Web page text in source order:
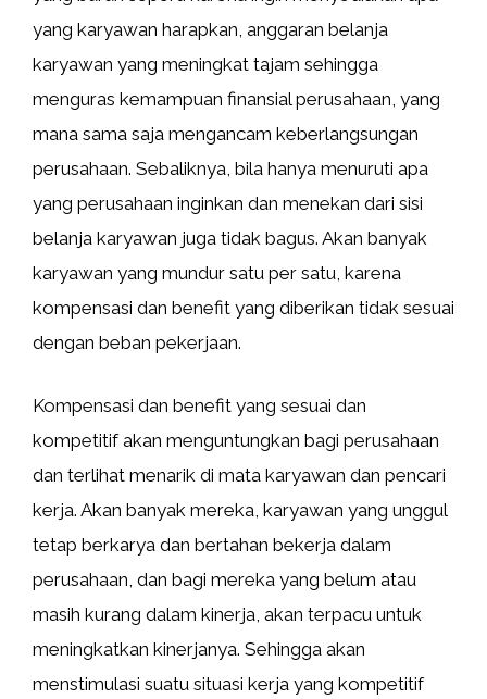
yang karyawan harapkan, anggaran belanja
karyawan yang meningkat tajam sehingga
menguras kemampuan finansial perusahaan, yang
mana sama saja mengancam keberlangsungan
perusahaan. Sebaliknya, bila hanya menuruti apa
yang perusahaan inginkan dan menekan dari sisi
belanja karyawan juga tidak bagus. Akan banyak
karyawan yang mundur satu per satu, karena
kompensasi dan benefit yang diberikan tidak sesuai
dengan beban pekerjaan.
Kompensasi dan benefit yang sesuai dan
kompetitif akan menguntungkan bagi perusahaan
dan terlihat menarik di mata karyawan dan pencari
kerja. Akan banyak mereka, karyawan yang unggul
tetap berkarya dan bertahan bekerja dalam
perusahaan, dan bagi mereka yang belum atau
masih kurang dalam kinerja, akan terpacu untuk
meningkatkan kinerjanya. Sehingga akan
menstimulasi suatu situasi kerja yang kompetitif